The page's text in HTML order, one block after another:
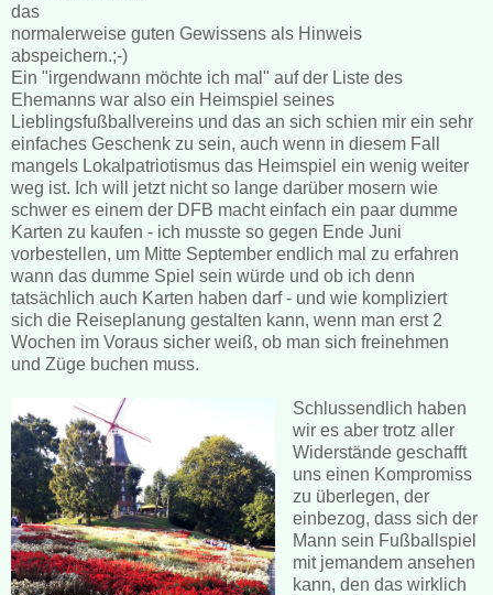
das
normalerweise guten Gewissens als Hinweis
abspeichern.;-)
Ein "irgendwann möchte ich mal" auf der Liste des
Ehemanns war also ein Heimspiel seines
Lieblingsfußballvereins und das an sich schien mir ein sehr
einfaches Geschenk zu sein, auch wenn in diesem Fall
mangels Lokalpatriotismus das Heimspiel ein wenig weiter
weg ist. Ich will jetzt nicht so lange darüber mosern wie
schwer es einem der DFB macht einfach ein paar dumme
Karten zu kaufen - ich musste so gegen Ende Juni
vorbestellen, um Mitte September endlich mal zu erfahren
wann das dumme Spiel sein würde und ob ich denn
tatsächlich auch Karten haben darf - und wie kompliziert
sich die Reiseplanung gestalten kann, wenn man erst 2
Wochen im Voraus sicher weiß, ob man sich freinehmen
und Züge buchen muss.
Schlussendlich haben
wir es aber trotz aller
Widerstände geschafft
uns einen Kompromiss
zu überlegen, der
einbezog, dass sich der
Mann sein Fußballspiel
mit jemandem ansehen
kann, den das wirklich